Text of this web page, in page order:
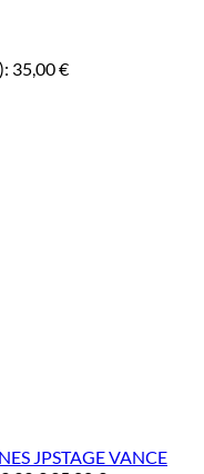
): 35,00€
JPSTAGE VANCE